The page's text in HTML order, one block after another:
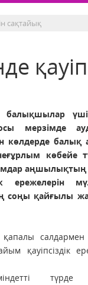
сақтайық
балықшылар
мерзімде
көлдерде балық
көбейе
аңшылықтың
ережелерін
қайғылы
салдармен
қауіпсіздік
түрде